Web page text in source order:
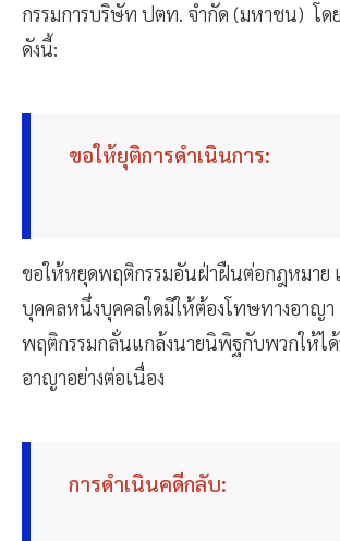
กรรมการบริษัท ปตท. จำกัด (มหาชน) โด
ดังนี้:
ขอให้ยุติการดำเนินการ:
ขอให้หยุดพฤติกรรมอันฝ่าฝืนต่อกฎหมาย
บุคคลหนึ่งบุคคลใดมิให้ต้องโทษทางอาญ
พฤติกรรมกลั่นแกล้งนายนิพิฐกับพวกให้ไ
อาญาอย่างต่อเนื่อง
การดำเนินคดีกลับ: